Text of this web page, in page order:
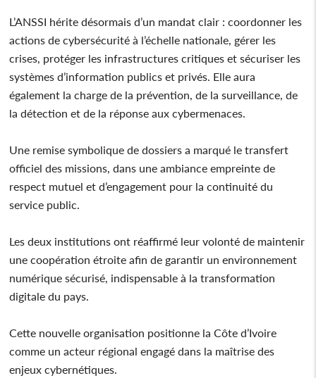
L’ANSSI hérite désormais d’un mandat clair : coordonner les
actions de cybersécurité à l’échelle nationale, gérer les
crises, protéger les infrastructures critiques et sécuriser les
systèmes d’information publics et privés. Elle aura
également la charge de la prévention, de la surveillance, de
la détection et de la réponse aux cybermenaces.
Une remise symbolique de dossiers a marqué le transfert
officiel des missions, dans une ambiance empreinte de
respect mutuel et d’engagement pour la continuité du
service public.
Les deux institutions ont réaffirmé leur volonté de maintenir
une coopération étroite afin de garantir un environnement
numérique sécurisé, indispensable à la transformation
digitale du pays.
Cette nouvelle organisation positionne la Côte d’Ivoire
comme un acteur régional engagé dans la maîtrise des
enjeux cybernétiques.